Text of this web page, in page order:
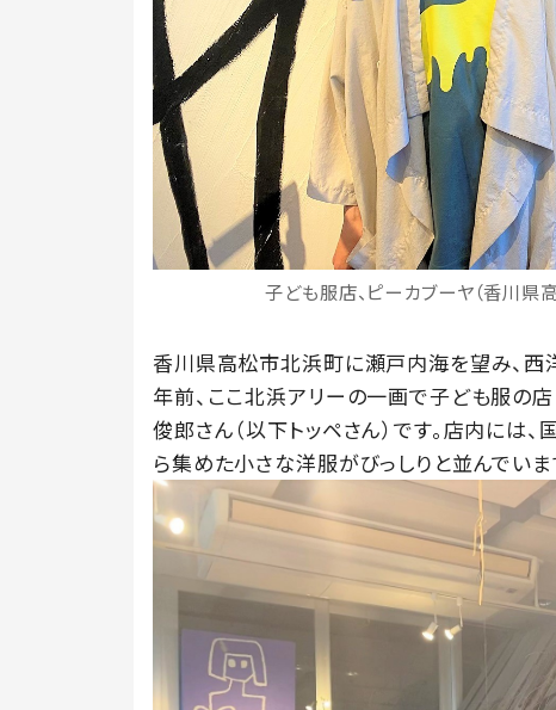
子ども服店、ピーカブーヤ（香川県
香川県高松市北浜町に瀬戸内海を望み、西
年前、ここ北浜アリーの一画で子ども服の店
俊郎さん（以下トッペさん）です。店内には
ら集めた小さな洋服がびっしりと並んでいま